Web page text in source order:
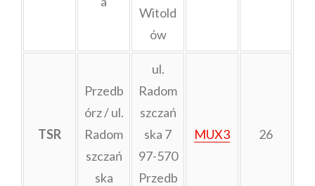
Witold
ów
TSR
Przedb
órz / ul.
Radom
szczań
ska
ul.
Radom
szczań
ska 7
97-570
Przedb
MUX3 26